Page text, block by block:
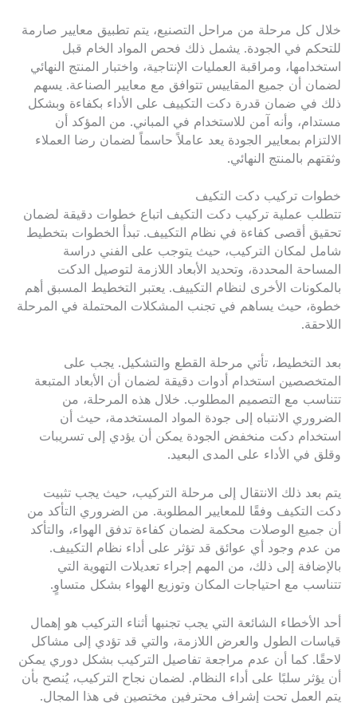
خلال كل مرحلة من مراحل التصنيع، يتم تطبيق معايير صارمة
للتحكم في الجودة. يشمل ذلك فحص المواد الخام قبل
استخدامها، ومراقبة العمليات الإنتاجية، واختبار المنتج النهائي
لضمان أن جميع المقاييس تتوافق مع معايير الصناعة. يسهم
ذلك في ضمان قدرة دكت التكييف على الأداء بكفاءة وبشكل
مستدام، وأنه آمن للاستخدام في المباني. من المؤكد أن
الالتزام بمعايير الجودة يعد عاملاً حاسماً لضمان رضا العملاء
وثقتهم بالمنتج النهائي.
خطوات تركيب دكت التكيف
تتطلب عملية تركيب دكت التكيف اتباع خطوات دقيقة لضمان
تحقيق أقصى كفاءة في نظام التكييف. تبدأ الخطوات بتخطيط
شامل لمكان التركيب، حيث يتوجب على الفني دراسة
المساحة المحددة، وتحديد الأبعاد اللازمة لتوصيل الدكت
بالمكونات الأخرى لنظام التكييف. يعتبر التخطيط المسبق أهم
خطوة، حيث يساهم في تجنب المشكلات المحتملة في المرحلة
اللاحقة.
بعد التخطيط، تأتي مرحلة القطع والتشكيل. يجب على
المتخصصين استخدام أدوات دقيقة لضمان أن الأبعاد المتبعة
تتناسب مع التصميم المطلوب. خلال هذه المرحلة، من
الضروري الانتباه إلى جودة المواد المستخدمة، حيث أن
استخدام دكت منخفض الجودة يمكن أن يؤدي إلى تسريبات
وقلق في الأداء على المدى البعيد.
يتم بعد ذلك الانتقال إلى مرحلة التركيب، حيث يجب تثبيت
دكت التكيف وفقًا للمعايير المطلوبة. من الضروري التأكد من
أن جميع الوصلات محكمة لضمان كفاءة تدفق الهواء، والتأكد
من عدم وجود أي عوائق قد تؤثر على أداء نظام التكييف.
بالإضافة إلى ذلك، من المهم إجراء تعديلات التهوية التي
تتناسب مع احتياجات المكان وتوزيع الهواء بشكل متساوٍ.
أحد الأخطاء الشائعة التي يجب تجنبها أثناء التركيب هو إهمال
قياسات الطول والعرض اللازمة، والتي قد تؤدي إلى مشاكل
لاحقًا. كما أن عدم مراجعة تفاصيل التركيب بشكل دوري يمكن
أن يؤثر سلبًا على أداء النظام. لضمان نجاح التركيب، يُنصح بأن
يتم العمل تحت إشراف محترفين مختصين في هذا المجال.